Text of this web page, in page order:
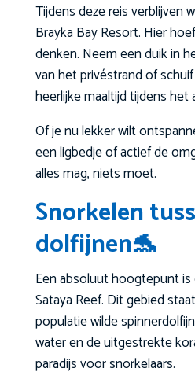
Tijdens deze reis verblijven
Brayka Bay Resort. Hier
denken. Neem een duik in
van het privéstrand of
heerlijke maaltijd tijdens het
Of je nu lekker wilt
een ligbedje of actief de
alles mag, niets moet.
Snorkelen
dolfijnen🐬
Een absoluut hoogtepunt
Sataya Reef. Dit gebied
populatie wilde
water en de uitgestrekte
paradijs voor snorkelaars.